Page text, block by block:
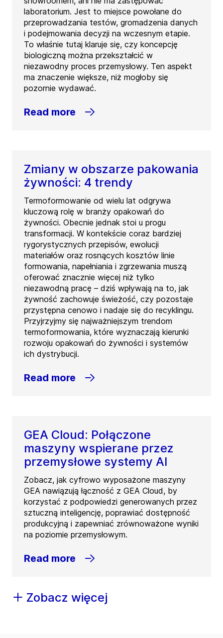
laboratorium. Jest to miejsce powołane do
przeprowadzania testów, gromadzenia danych
i podejmowania decyzji na wczesnym etapie.
To właśnie tutaj klaruje się, czy koncepcję
biologiczną można przekształcić w
niezawodny proces przemysłowy. Ten aspekt
ma znaczenie większe, niż mogłoby się
pozornie wydawać.
Read more
Zmiany w obszarze pakowania
żywności: 4 trendy
Termoformowanie od wielu lat odgrywa
kluczową rolę w branży opakowań do
żywności. Obecnie jednak stoi u progu
transformacji. W kontekście coraz bardziej
rygorystycznych przepisów, ewolucji
materiałów oraz rosnących kosztów linie
formowania, napełniania i zgrzewania muszą
oferować znacznie więcej niż tylko
niezawodną pracę – dziś wpływają na to, jak
żywność zachowuje świeżość, czy pozostaje
przystępna cenowo i nadaje się do recyklingu.
Przyjrzyjmy się najważniejszym trendom
termoformowania, które wyznaczają kierunki
rozwoju opakowań do żywności i systemów
ich dystrybucji.
Read more
GEA Cloud: Połączone
maszyny wspierane przez
przemysłowe systemy AI
Zobacz, jak cyfrowo wyposażone maszyny
GEA nawiązują łączność z GEA Cloud, by
korzystać z podpowiedzi generowanych przez
sztuczną inteligencję, poprawiać dostępność
produkcyjną i zapewniać zrównoważone wyniki
na poziomie przemysłowym.
Read more
Zobacz więcej